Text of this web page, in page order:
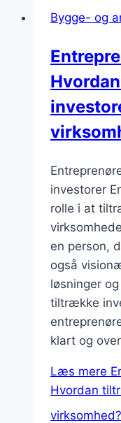
Bygge- og
investorer
rolle i at
en person,
også
løsninger
tiltrække
klart og
Læs mere
Hvordan
virksomhed?